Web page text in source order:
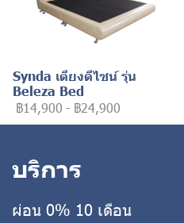
Synda เตียงดีไซน์ รุ่น
Beleza Bed
฿14,900 - ฿24,900
บริการ
ผ่อน 0% 10 เดือน